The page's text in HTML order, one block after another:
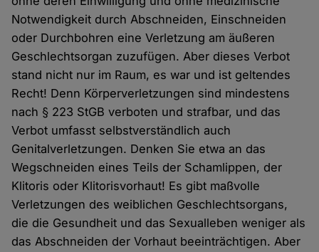
Notwendigkeit durch Abschneiden, Einschneiden
oder Durchbohren eine Verletzung am äußeren
Geschlechtsorgan zuzufügen. Aber dieses Verbot
stand nicht nur im Raum, es war und ist geltendes
Recht! Denn Körperverletzungen sind mindestens
nach § 223 StGB verboten und strafbar, und das
Verbot umfasst selbstverständlich auch
Genitalverletzungen. Denken Sie etwa an das
Wegschneiden eines Teils der Schamlippen, der
Klitoris oder Klitorisvorhaut! Es gibt maßvolle
Verletzungen des weiblichen Geschlechtsorgans,
die die Gesundheit und das Sexualleben weniger als
das Abschneiden der Vorhaut beeinträchtigen. Aber